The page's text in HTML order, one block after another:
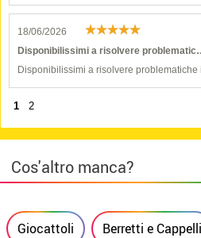
18/06/2026
Disponibilissimi a risolvere
Disponibilissimi a risolvere
1 2
Cos'altro manca?
Giocattoli Berretti e Cappelli